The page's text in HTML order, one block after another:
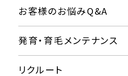
お客様のお悩みQ&A
発育・育毛メンテナンス
リクルート